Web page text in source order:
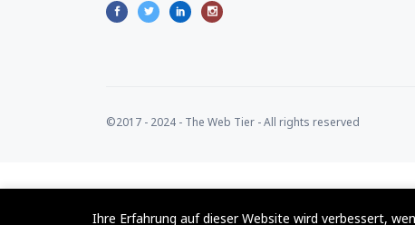
©2017 - 2024 - The Web Tier - All rights reserved
Ihre Erfahrung auf dieser Website wird verbessert,